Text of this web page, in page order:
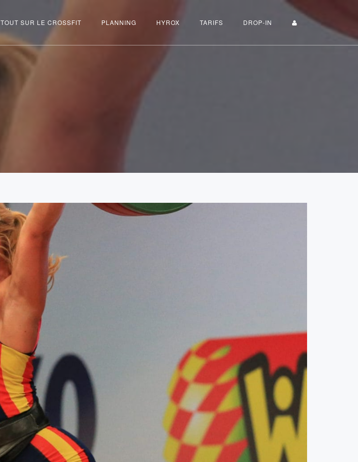
TOUT SUR LE CROSSFIT PLANNING HYROX TARIFS DROP-IN